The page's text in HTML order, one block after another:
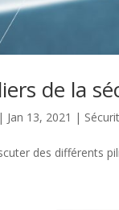
de la
| Jan 13, 2021 |
des différents